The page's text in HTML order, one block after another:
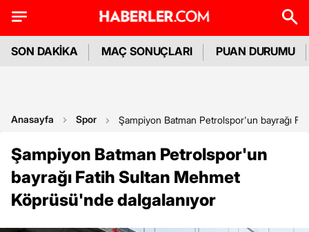
SON DAKİKA MAÇ SONUÇLARI PUAN DURUMU
Anasayfa Spor Şampiyon Batman Petrolspor'un bayrağı
Şampiyon Batman Petrolspor'un
bayrağı Fatih Sultan Mehmet
Köprüsü'nde dalgalanıyor